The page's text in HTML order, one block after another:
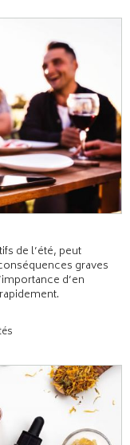
de l’été, peut
graves
d’en